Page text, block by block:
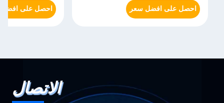
احصل على افضل سعر احصل على
الاتصال